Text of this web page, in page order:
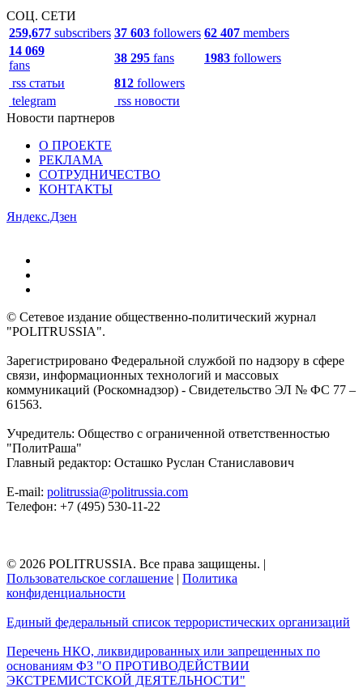
СОЦ. СЕТИ
259,677 subscribers 37 603 followers 62 407 members
14 069
fans
38 295 fans 1983 followers
rss статьи
812 followers
telegram
rss новости
Новости партнеров
О ПРОЕКТЕ
РЕКЛАМА
СОТРУДНИЧЕСТВО
КОНТАКТЫ
Яндекс.Дзен
© Сетевое издание общественно-политический журнал
"POLITRUSSIA".
Зарегистрировано Федеральной службой по надзору в сфере
связи, информационных технологий и массовых
коммуникаций (Роскомнадзор) - Свидетельство ЭЛ № ФС 77 –
61563.
Учредитель: Общество с ограниченной ответственностью
"ПолитРаша"
Главный редактор: Осташко Руслан Станиславович
E-mail: politrussia@politrussia.com
Телефон: +7 (495) 530-11-22
© 2026 POLITRUSSIA. Все права защищены. |
Пользовательское соглашение | Политика
конфиденциальности
Единый федеральный список террористических организаций
Перечень НКО, ликвидированных или запрещенных по
основаниям ФЗ "О ПРОТИВОДЕЙСТВИИ
ЭКСТРЕМИСТСКОЙ ДЕЯТЕЛЬНОСТИ"